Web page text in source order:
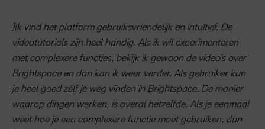
]Ik vind het platform gebruiksvriendelijk en intuïtief. De
videotutorials zijn heel handig. Als ik wil experimenteren
met complexere functies, bekijk ik gewoon de video’s over
Brightspace en dan kan ik weer verder. Als gebruiker kun
je heel goed zelf je weg vinden in Brightspace. De manier
waarop dingen werken, is overal hetzelfde. Als je eenmaal
weet hoe je een complexere functie moet gebruiken, dan